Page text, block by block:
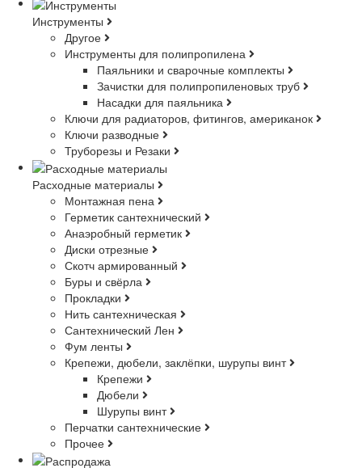
Инструменты
Другое
Инструменты для полипропилена
Паяльники и сварочные комплекты
Зачистки для полипропиленовых труб
Насадки для паяльника
Ключи для радиаторов, фитингов, американок
Ключи разводные
Труборезы и Резаки
Расходные материалы
Монтажная пена
Герметик сантехнический
Анаэробный герметик
Диски отрезные
Скотч армированный
Буры и свёрла
Прокладки
Нить сантехническая
Сантехнический Лен
Фум ленты
Крепежи, дюбели, заклёпки, шурупы винт
Крепежи
Дюбели
Шурупы винт
Перчатки сантехнические
Прочее